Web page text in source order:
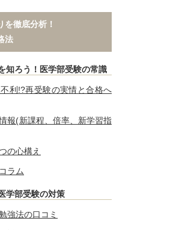
を徹底分析！
法
知ろう！医学部受験の常識
利!?再受験の実情と合格へ
報(新課程、倍率、新学習指
の心構え
ラム
学部受験の対策
強法の口コミ